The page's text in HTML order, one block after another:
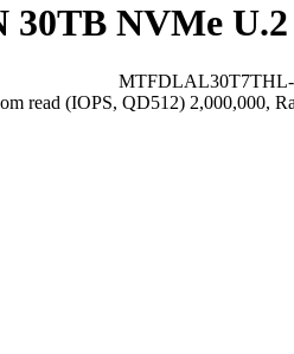
NVMe U.2
read (IOPS, QD512) 2,000,000,